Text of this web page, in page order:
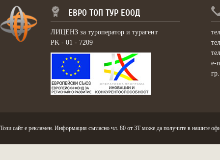
ЕВРО ТОП ТУР ЕООД
ЛИЦЕНЗ за туроператор и турагент
PK - 01 - 7209
e-
Този сайт е рекламен. Информация съгласно чл. 80 от ЗТ може да получите в нашите